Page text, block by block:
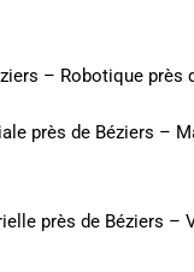
– Robotique près
près de Béziers –
près de Béziers –